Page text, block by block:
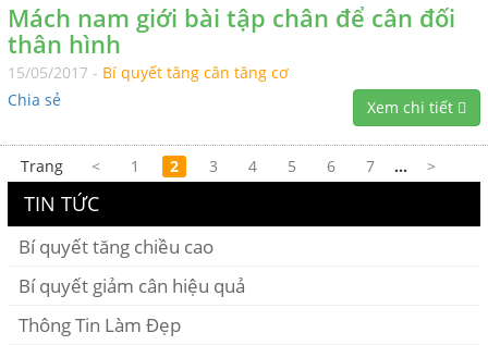
Mách nam giới bài tập chân để cân đối
thân hình
15/05/2017 - Bí quyết tăng cân tăng cơ
Xem chi tiết
Chia sẻ
Trang < 1 2 3 4 5 6 7 ... >
TIN TỨC
Bí quyết tăng chiều cao
Bí quyết giảm cân hiệu quả
Thông Tin Làm Đẹp